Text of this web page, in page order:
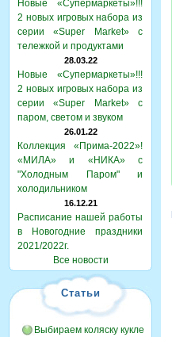
Новые «Супермаркеты»!!!
2 новых игровых набора из
серии «Super Market» с
тележкой и продуктами
28.03.22
Новые «Супермаркеты»!!!
2 новых игровых набора из
серии «Super Market» с
паром, светом и звуком
26.01.22
Коллекция «Прима-2022»!
«МИЛА» и «НИКА» с
"Холодным Паром" и
холодильником
16.12.21
Расписание нашей работы
в Новогодние праздники
2021/2022г.
Все новости
Статьи
Выбираем коляску кукле